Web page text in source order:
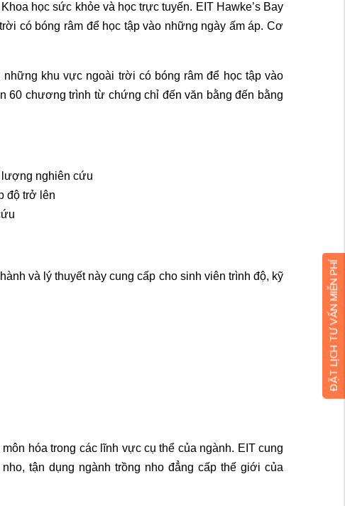
học sức khỏe và học trực tuyến. EIT Hawke’s Bay
có bóng râm để học tập vào những ngày ấm áp. Cơ
khu vực ngoài trời có bóng râm để học tập vào
60 chương trình từ chứng chỉ đến văn bằng đến bằng
lượng nghiên cứu
độ trở lên
và lý thuyết này cung cấp cho sinh viên trình độ, kỹ
hóa trong các lĩnh vực cụ thể của ngành. EIT cung
tận dụng ngành trồng nho đẳng cấp thế giới của
ĐẶT LỊCH TƯ VẤN MIỄN PHÍ